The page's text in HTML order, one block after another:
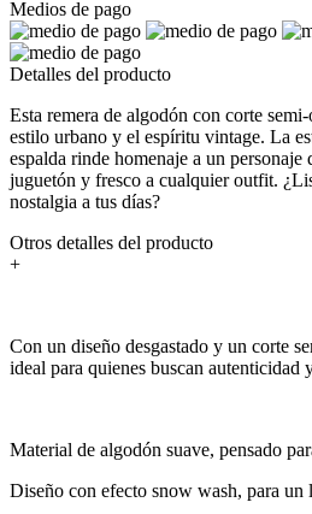
Medios de pago
Detalles del producto
Esta remera de algodón con corte
estilo urbano y el espíritu vintage. La
espalda rinde homenaje a un
juguetón y fresco a cualquier outfit.
nostalgia a tus días?
Otros detalles del producto
+
Con un diseño desgastado y un corte
ideal para quienes buscan autenticidad
Material de algodón suave, pensado
Diseño con efecto snow wash, para un